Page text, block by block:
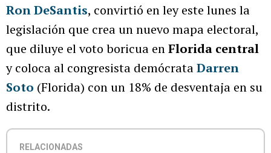
Ron DeSantis, convirtió en ley este lunes la
legislación que crea un nuevo mapa electoral,
que diluye el voto boricua enFlorida central
y coloca al congresista demócrataDarren
Soto (Florida) con un 18% de desventaja en su
distrito.
RELACIONADAS